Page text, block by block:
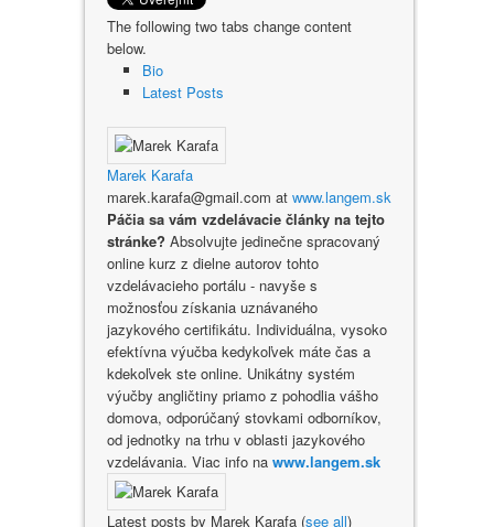
The following two tabs change content
below.
Bio
Latest Posts
Marek Karafa
marek.karafa@gmail.com at www.langem.sk
Páčia sa vám vzdelávacie články na tejto
stránke? Absolvujte jedinečne spracovaný
online kurz z dielne autorov tohto
vzdelávacieho portálu - navyše s
možnosťou získania uznávaného
jazykového certifikátu. Individuálna, vysoko
efektívna výučba kedykoľvek máte čas a
kdekoľvek ste online. Unikátny systém
výučby angličtiny priamo z pohodlia vášho
domova, odporúčaný stovkami odborníkov,
od jednotky na trhu v oblasti jazykového
vzdelávania. Viac info na www.langem.sk
Latest posts by Marek Karafa (see all)